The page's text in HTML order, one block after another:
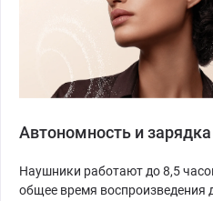
Автономность и зарядка
Наушники работают до 8,5
общее время воспроизведения